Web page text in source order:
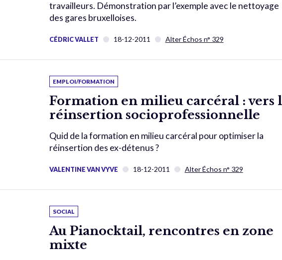
travailleurs. Démonstration par l’exemple avec le nettoyage
des gares bruxelloises.
CÉDRIC VALLET 18-12-2011 Alter Échos n° 329
EMPLOI/FORMATION
Formation en milieu carcéral : vers
réinsertion socioprofessionnelle
Quid de la formation en milieu carcéral pour optimiser la
réinsertion des ex-détenus ?
VALENTINE VAN VYVE 18-12-2011 Alter Échos n° 329
SOCIAL
Au Pianocktail, rencontres en zone
mixte